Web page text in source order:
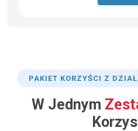
PAKIET KORZYŚCI Z
W Jednym